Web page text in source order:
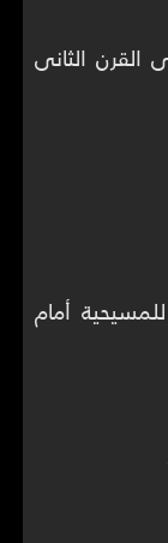
القرن الثانى
أمام